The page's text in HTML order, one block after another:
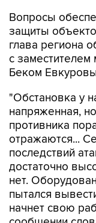
Вопросы
защиты
глава региона
с
Беком
"Обстановка у
напряженная,
противника
отражаются...
последствий
достаточно
нет.
пытался
начнет свою